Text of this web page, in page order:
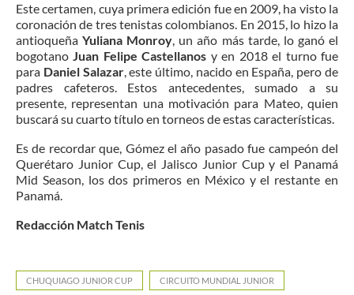
Este certamen, cuya primera edición fue en 2009, ha visto la
coronación de tres tenistas colombianos. En 2015, lo hizo la
antioqueñaYuliana Monroy, un año más tarde, lo ganó el
bogotanoJuan Felipe Castellanos y en 2018 el turno fue
para Daniel Salazar, este último, nacido en España, pero de
padres cafeteros. Estos antecedentes, sumado a su
presente, representan una motivación para Mateo, quien
buscará su cuarto título en torneos de estas características.
Es de recordar que, Gómez el año pasado fue campeón del
Querétaro Junior Cup, el Jalisco Junior Cup y el Panamá
Mid Season, los dos primeros en México y el restante en
Panamá.
Redacción Match Tenis
CHUQUIAGO JUNIOR CUP CIRCUITO MUNDIAL JUNIOR